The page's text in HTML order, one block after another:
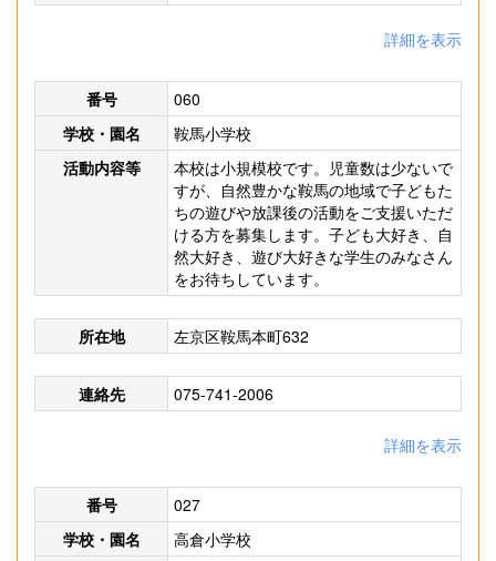
詳細を表示
番号
060
学校・園名
鞍馬小学校
活動内容等
本校は小規模校です。児童数は少ないで
すが、自然豊かな鞍馬の地域で子どもた
ちの遊びや放課後の活動をご支援いただ
ける方を募集します。子ども大好き、自
然大好き、遊び大好きな学生のみなさん
をお待ちしています。
所在地 左京区鞍馬本町632
連絡先 075-741-2006
詳細を表示
番号
027
学校・園名
高倉小学校